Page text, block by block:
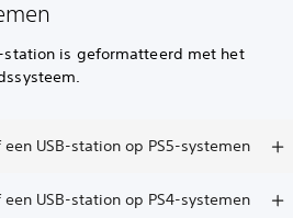
station is geformatteerd met het
USB-station op PS5-systemen
USB-station op PS4-systemen